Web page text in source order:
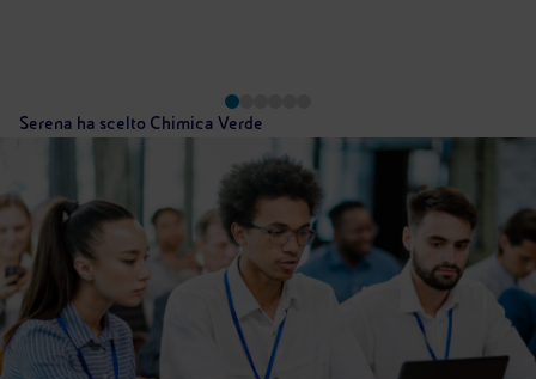
Serena ha scelto Chimica Verde